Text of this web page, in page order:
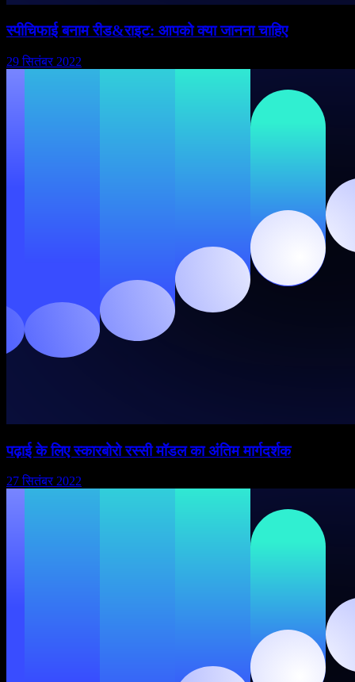
स्पीचिफाई बनाम रीड&राइट: आपको क्या जानना चाहिए
29 सितंबर 2022
पढ़ाई के लिए स्कारबोरो रस्सी मॉडल का अंतिम मार्गदर्शक
27 सितंबर 2022